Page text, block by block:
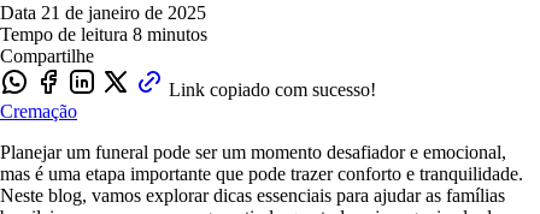
Data 21 de janeiro de 2025
Tempo de leitura 8 minutos
Compartilhe
Link copiado com sucesso!
Cremação
Planejar um funeral pode ser um momento desafiador e emocional,
mas é uma etapa importante que pode trazer conforto e tranquilidade.
Neste blog, vamos explorar dicas essenciais para ajudar as famílias